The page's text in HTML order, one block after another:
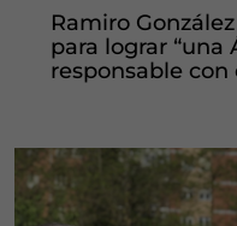
Ramiro
para lograr “una
responsable con